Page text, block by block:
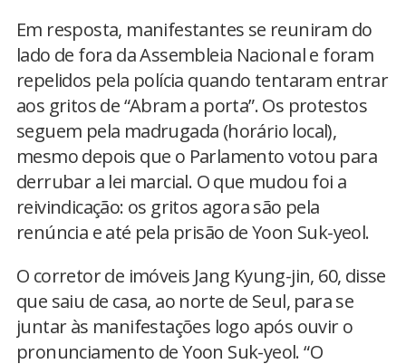
Em resposta, manifestantes se reuniram do
lado de fora da Assembleia Nacional e foram
repelidos pela polícia quando tentaram entrar
aos gritos de “Abram a porta”. Os protestos
seguem pela madrugada (horário local),
mesmo depois que o Parlamento votou para
derrubar a lei marcial. O que mudou foi a
reivindicação: os gritos agora são pela
renúncia e até pela prisão de Yoon Suk-yeol.
O corretor de imóveis Jang Kyung-jin, 60, disse
que saiu de casa, ao norte de Seul, para se
juntar às manifestações logo após ouvir o
pronunciamento de Yoon Suk-yeol. “O